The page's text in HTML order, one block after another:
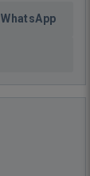
WhatsApp